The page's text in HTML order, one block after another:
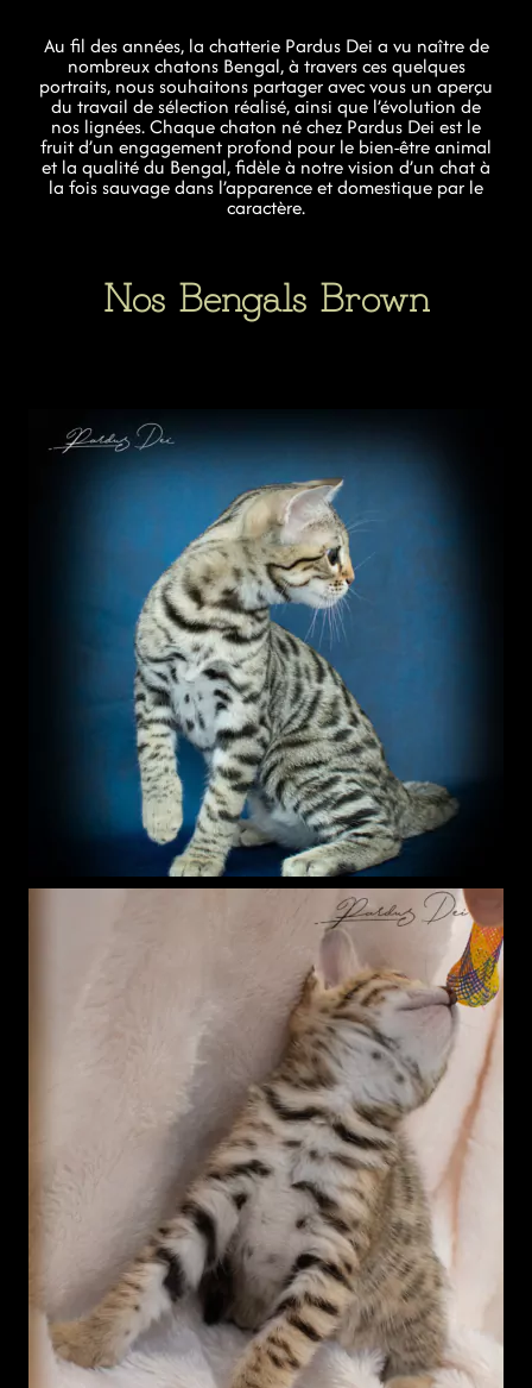
Au fil des années, la chatterie Pardus Dei a vu naître de
nombreux chatons Bengal, à travers ces quelques
portraits, nous souhaitons partager avec vous un aperçu
du travail de sélection réalisé, ainsi que l’évolution de
nos lignées. Chaque chaton né chez Pardus Dei est le
fruit d’un engagement profond pour le bien-être animal
et la qualité du Bengal, fidèle à notre vision d’un chat à
la fois sauvage dans l’apparence et domestique par le
caractère.
Nos Bengals Brown